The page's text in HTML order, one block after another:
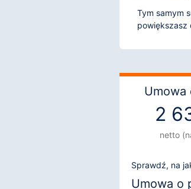
Tym samym
powiększasz
Umowa
2
netto
Sprawdź, na
Umowa o